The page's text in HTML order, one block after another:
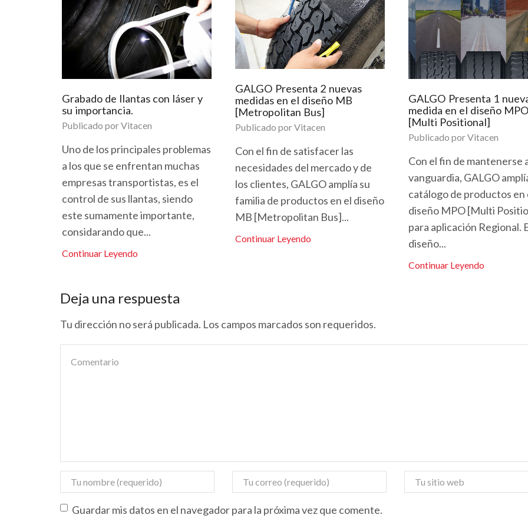
Grabado de llantas con láser y
su importancia.
Publicado porVitacen
Uno de los principales problemas
a los que se enfrentan muchas
empresas transportistas, es el
control de sus llantas, siendo
este sumamente importante,
considarando que...
Continuar Leyendo
GALGO Presenta 2 nuevas
medidas en el diseño MB
[Metropolitan Bus]
Publicado porVitacen
Con el fin de satisfacer las
necesidades del mercado y de
los clientes, GALGO amplía su
familia de productos en el diseño
MB [Metropolitan Bus]...
Continuar Leyendo
GALGO Presenta 1
medida en el diseño MPO
[Multi Positional]
Publicado porVitacen
Con el fin de mantenerse
vanguardia, GALGO
catálogo de productos en
diseño MPO [Multi
para aplicación Regional.
diseño...
Continuar Leyendo
Deja una respuesta
Tu dirección no será publicada. Los campos marcados son requeridos.
Guardar mis datos en el navegador para la próxima vez que comente.